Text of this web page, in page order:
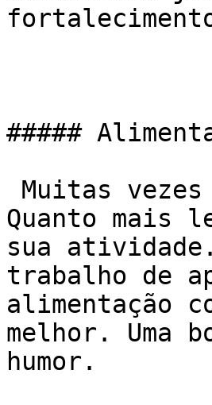
#####
Quanto mais
sua
trabalho de
alimentação
melhor. Uma
humor.